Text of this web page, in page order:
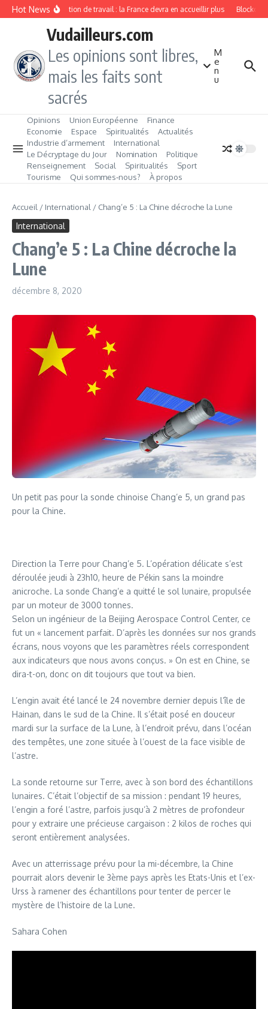
Aller au contenu
Hot NewsImmigration de travail : la France devra en accueillir plus
Vudailleurs.com
Les opinions sont libres,
mais les faits sont
sacrés
M
e
n
u
Opinions Union Européenne
Finance
Economie
Espace Spiritualités
Actualités
Industrie d’armement
International
Le Décryptage du Jour
Nomination
Politique
Renseignement
Social Spiritualités
Sport
Tourisme
Qui sommes‑nous? À propos
Accueil / International / Chang’e 5 : La Chine décroche la Lune
International
Chang’e 5 : La Chine décroche la
Lune
décembre 8, 2020
Un petit pas pour la sonde chinoise Chang’e 5, un grand pas
pour la Chine.
Direction la Terre pour Chang’e 5. L’opération délicate s’est
déroulée jeudi à 23h10, heure de Pékin sans la moindre
anicroche. La sonde Chang’e a quitté le sol lunaire, propulsée
par un moteur de 3000 tonnes.
Selon un ingénieur de la Beijing Aerospace Control Center, ce
fut un « lancement parfait. D’après les données sur nos grands
écrans, nous voyons que les paramètres réels correspondent
aux indicateurs que nous avons conçus. » On est en Chine, se
dira-t-on, donc on dit toujours que tout va bien.
L’engin avait été lancé le 24 novembre dernier depuis l’île de
Hainan, dans le sud de la Chine. Il s’était posé en douceur
mardi sur la surface de la Lune, à l’endroit prévu, dans l’océan
des tempêtes, une zone située à l’ouest de la face visible de
l’astre.
La sonde retourne sur Terre, avec à son bord des échantillons
lunaires. C’était l’objectif de sa mission : pendant 19 heures,
l’engin a foré l’astre, parfois jusqu’à 2 mètres de profondeur
pour y extraire une précieuse cargaison : 2 kilos de roches qui
seront entièrement analysées.
Avec un atterrissage prévu pour la mi-décembre, la Chine
pourrait alors devenir le 3ème pays après les Etats-Unis et l’ex-
Urss à ramener des échantillons pour tenter de percer le
mystère de l’histoire de la Lune.
Sahara Cohen